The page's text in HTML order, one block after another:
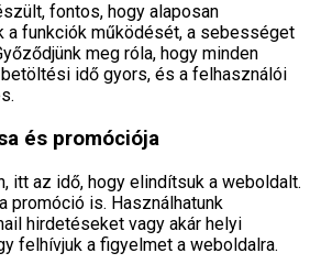
fontos, hogy alaposan
a funkciók működését, a sebességet
meg róla, hogy minden
idő gyors, és a felhasználói
és promóciója
itt az idő, hogy elindítsuk a weboldalt.
promóció is. Használhatunk
hirdetéseket vagy akár helyi
felhívjuk a figyelmet a weboldalra.